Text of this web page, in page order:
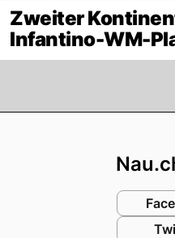
Zweiter
Infantino-WM-